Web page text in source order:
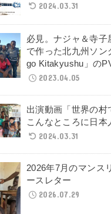
2024.03.31
必見。ナジャ＆寺子
で作った北九州ソン
go Kitakyushu」の
2023.04.05
出演動画「世界の村
こんなところに日本
2024.03.31
2026年7月のマンス
ースレター
2026.07.29